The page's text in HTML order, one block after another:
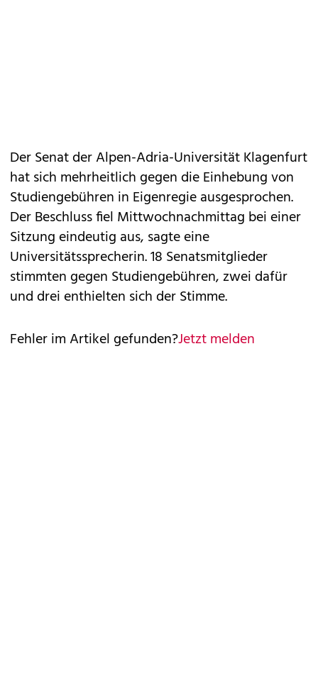
Der Senat der Alpen-Adria-Universität Klagenfurt
hat sich mehrheitlich gegen die Einhebung von
Studiengebühren in Eigenregie ausgesprochen.
Der Beschluss fiel Mittwochnachmittag bei einer
Sitzung eindeutig aus, sagte eine
Universitätssprecherin. 18 Senatsmitglieder
stimmten gegen Studiengebühren, zwei dafür
und drei enthielten sich der Stimme.
Fehler im Artikel gefunden?Jetzt melden